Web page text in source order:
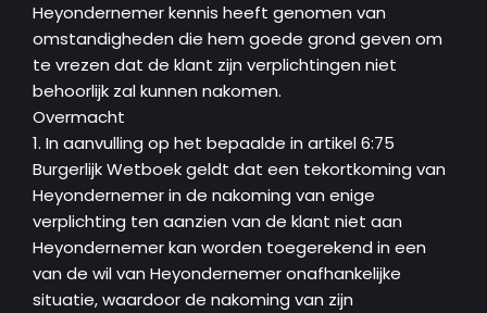
Heyondernemer kennis heeft genomen van
omstandigheden die hem goede grond geven om
te vrezen dat de klant zijn verplichtingen niet
behoorlijk zal kunnen nakomen.
Overmacht
1. In aanvulling op het bepaalde in artikel 6:75
Burgerlijk Wetboek geldt dat een tekortkoming van
Heyondernemer in de nakoming van enige
verplichting ten aanzien van de klant niet aan
Heyondernemer kan worden toegerekend in een
van de wil van Heyondernemer onafhankelijke
situatie, waardoor de nakoming van zijn